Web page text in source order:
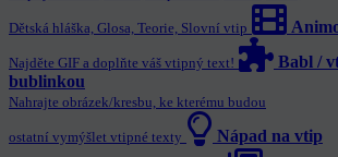
Dětská hláška, Glosa, Teorie, Slovní vtip
Najděte GIF a doplňte váš vtipný text!
Babl /
bublinkou
Nahrajte obrázek/kresbu, ke kterému budou
ostatní vymýšlet vtipné texty Nápad na vtip